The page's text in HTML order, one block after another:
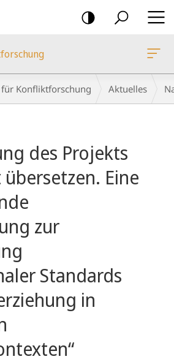
Konfliktforschung Aktuelles
des Projekts
Eine
zur
Standards
in